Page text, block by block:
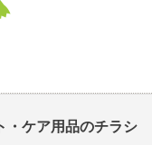
・ケア用品のチラシ